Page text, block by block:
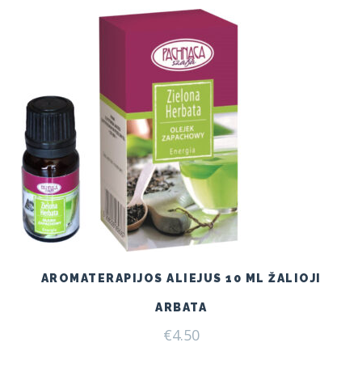
AROMATERAPIJOS ALIEJUS 10 ML ŽALIOJI
ARBATA
€4.50